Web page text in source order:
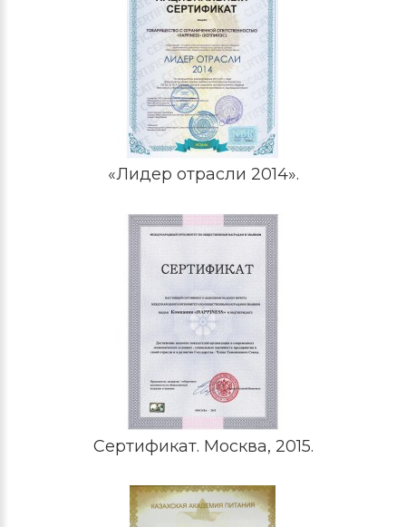
«Лидер отрасли 2014».
Сертификат. Москва, 2015.